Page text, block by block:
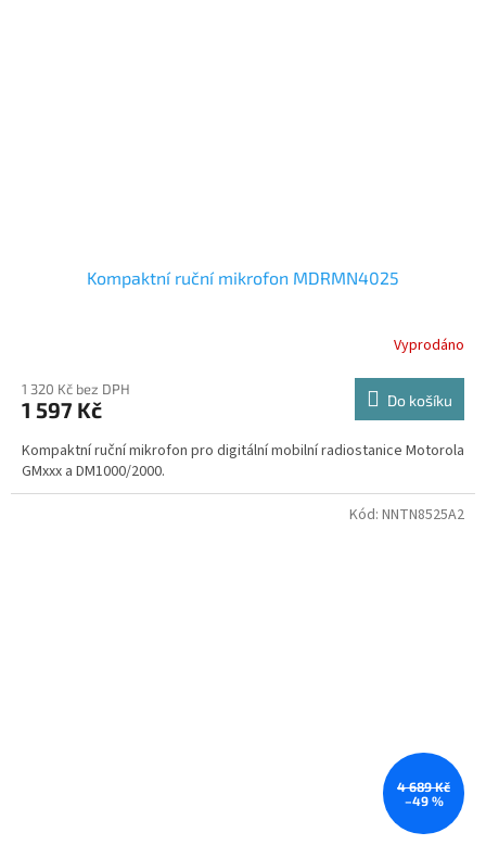
Kompaktní ruční mikrofon MDRMN4025
Vyprodáno
1 320 Kč bez DPH
1 597 Kč Do košíku
Kompaktní ruční mikrofon pro digitální mobilní radiostanice Motorola
GMxxx a DM1000/2000.
4 689 Kč
–49 %
Kód: NNTN8525A2